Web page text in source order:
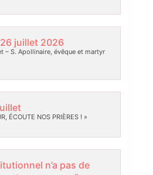
juillet 2026
– S. Apollinaire, évêque et martyr
ÉCOUTE NOS PRIÈRES ! »
n’a pas de